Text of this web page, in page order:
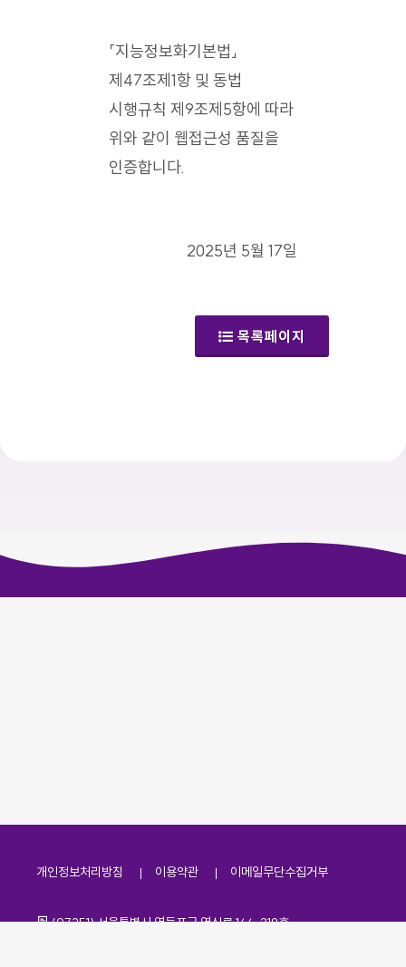
「지능정보화기본법」
제47조제1항 및 동법
시행규칙 제9조제5항에 따라
위와 같이 웹접근성 품질을
인증합니다.
2025년 5월 17일
목록페이지
개인정보처리방침 이용약관 이메일무단수집거부
주소
(07251) 서울특별시 영등포구 영신로 166, 319호